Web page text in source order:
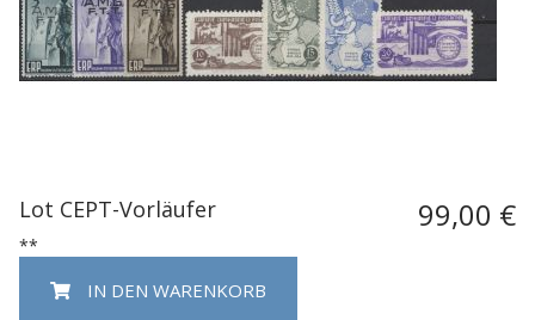
Lot CEPT-Vorläufer 99,00 €
**
IN DEN WARENKORB